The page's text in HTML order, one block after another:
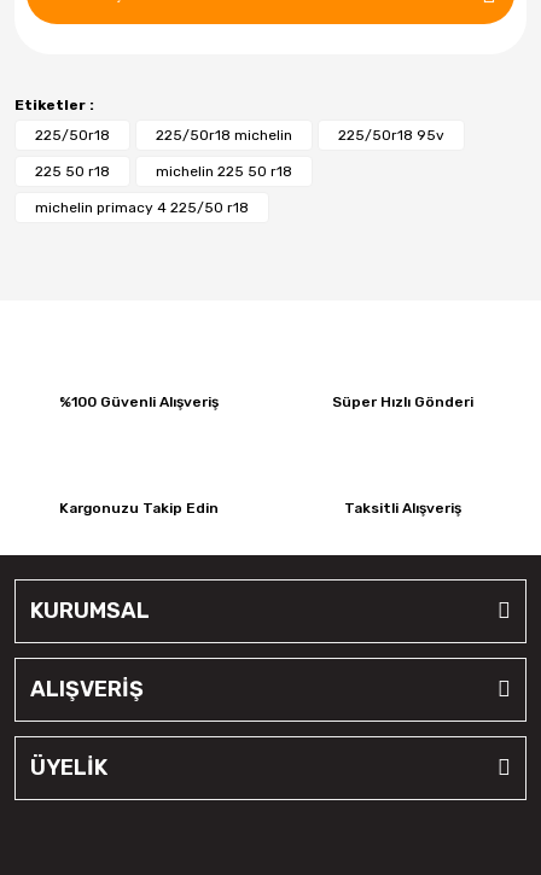
Etiketler :
225/50r18
225/50r18 michelin 225/50r18 95v
225 50 r18 michelin 225 50 r18
michelin primacy 4 225/50 r18
%100 Güvenli Alışveriş Süper Hızlı Gönderi
Kargonuzu Takip Edin Taksitli Alışveriş
KURUMSAL
ALIŞVERİŞ
ÜYELİK